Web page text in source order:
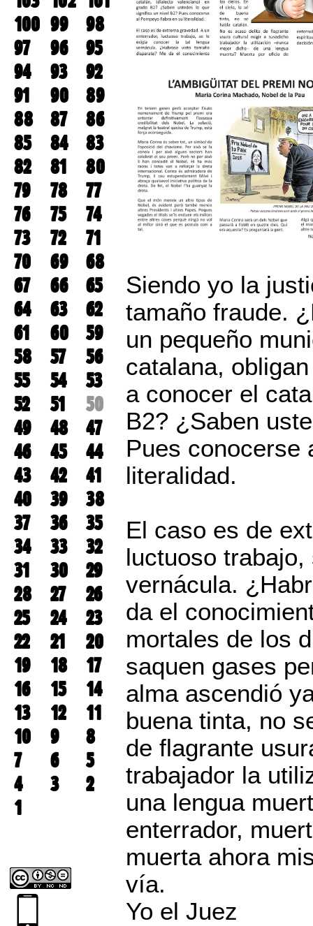
100 99
98
97
96
95
94
93
92
91
90
89
88
87
86
85
84
83
82
81
80
79
78
77
76
75
74
73
72
71
70
69
68
67
66
65
64
63
62
61
60
59
58
57
56
55
54
53
52
51
50
49
48
47
46
45
44
43
42
41
40
39
38
37
36
35
34
33
32
31
30
29
28
27
26
25
24
23
22
21
20
19
18
17
16
15
14
13
12
11
10
9
8
7
6
5
4
3
2
1
Siendo yo la
tamaño fraude.
un pequeño
catalana,
a conocer el
B2? ¿Saben
Pues conocerse
literalidad.
El caso es de
luctuoso
vernácula.
da el
mortales de los
saquen gases
alma ascendió
buena tinta, no
de flagrante
trabajador la
una lengua
enterrador,
muerta ahora
vía.
Yo el Juez